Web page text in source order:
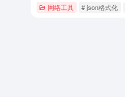
网络工具 # json格式化